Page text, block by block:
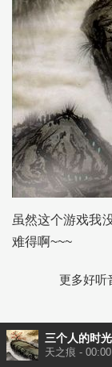
虽然这个游戏我
难得啊~~~
更多好听
三个人的时光
天之痕 - 00:00